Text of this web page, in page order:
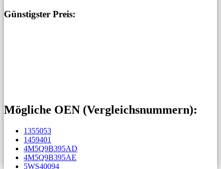
Günstigster Preis:
Mögliche OEN (Vergleichs­nummern):
1355053
1459401
4M5Q9B395AD
4M5Q9B395AE
5WS40094